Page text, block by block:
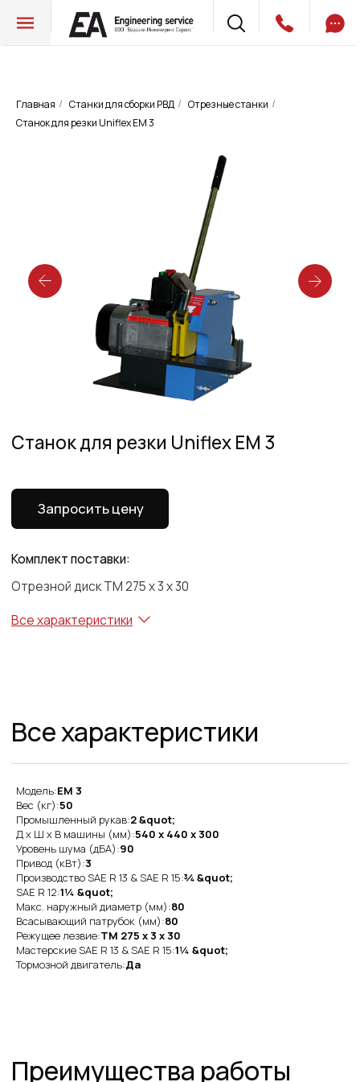
Главная / Станки для сборки РВД / Отрезные станки /
Станок для резки Uniflex EM 3
Станок для резки Uniflex EM 3
Все характеристики
Все характеристики
Модель:EM 3
Вес (кг):50
Промышленный рукав:2 &quot;
Д x Ш x В машины (мм):540 x 440 x 300
Уровень шума (дБА):90
Привод (кВт):3
Производство SAE R 13 & SAE R 15:¾ &quot;
SAE R 12:1¼ &quot;
Макс. наружный диаметр (мм):80
Всасывающий патрубок (мм):80
Режущее лезвие:TM 275 x 3 x 30
Мастерские SAE R 13 & SAE R 15:1¼ &quot;
Тормозной двигатель:Да
Оригинальная
продукция
Наша компания одна из немногих, кто еще
поставляет оригинальную продукцию Gates
с заводов Польши, Индии и США
Товары в наличии
на складе
На складе в Санкт-Петербурге рукава 1SN,
Работаем напрямую от производителей,
Преимущества работы
с нами